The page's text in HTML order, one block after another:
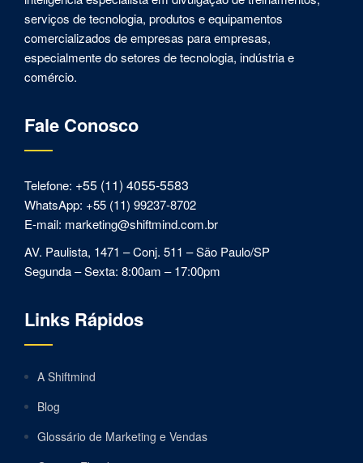
serviços de tecnologia, produtos e equipamentos
comercializados de empresas para empresas,
especialmente do setores de tecnologia, indústria e
comércio.
Fale Conosco
Telefone: +55 (11) 4055-5583
WhatsApp: +55 (11) 99237-8702
E-mail: marketing@shiftmind.com.br
AV. Paulista, 1471 – Conj. 511 – São Paulo/SP
Segunda – Sexta: 8:00am – 17:00pm
Links Rápidos
A Shiftmind
Blog
Glossário de Marketing e Vendas